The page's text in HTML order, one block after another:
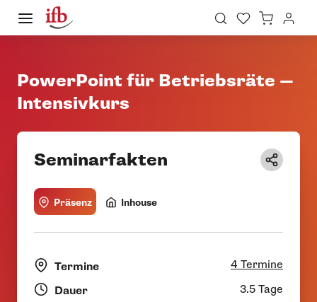
PowerPoint für Betriebsräte —
Intensivkurs
Seminarfakten
Präsenz Inhouse
Termine
4 Termine
Dauer
3.5 Tage